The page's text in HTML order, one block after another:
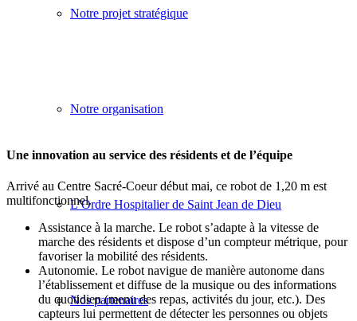
Notre projet stratégique
Notre organisation
L’Ordre Hospitalier de Saint Jean de Dieu
Nos partenaires
Une innovation au service des résidents et de l’équipe
Arrivé au Centre Sacré-Coeur début mai, ce robot de 1,20 m est
multifonctionnel.
Assistance à la marche. Le robot s’adapte à la vitesse de
marche des résidents et dispose d’un compteur métrique, pour
favoriser la mobilité des résidents.
Autonomie. Le robot navigue de manière autonome dans
l’établissement et diffuse de la musique ou des informations
du quotidien (menu des repas, activités du jour, etc.). Des
capteurs lui permettent de détecter les personnes ou objets